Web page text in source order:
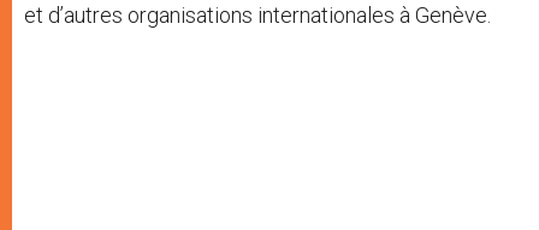
et d’autres organisations internationales à Genève.